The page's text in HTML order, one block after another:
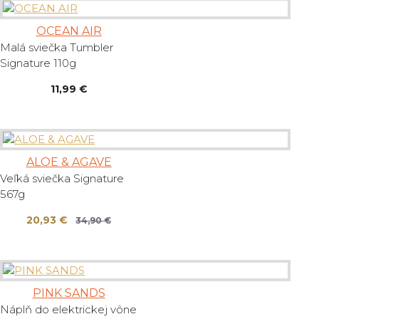
OCEAN AIR
Malá sviečka Tumbler
Signature 110g
11,99 €
ALOE & AGAVE
Veľká sviečka Signature
567g
20,93 € 34,90 €
PINK SANDS
Náplň do elektrickej vône